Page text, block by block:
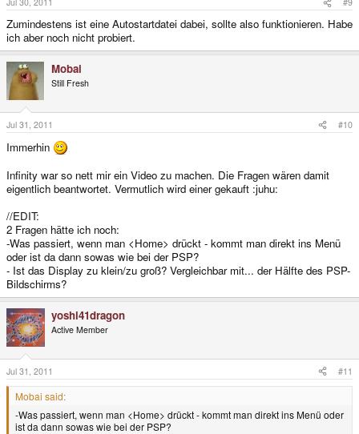
Zumindestens ist eine Autostartdatei dabei, sollte also funktionieren. Habe
ich aber noch nicht probiert.
Mobai
Still Fresh
Jul 31, 2011 #10
Immerhin
Infinity war so nett mir ein Video zu machen. Die Fragen wären damit
eigentlich beantwortet. Vermutlich wird einer gekauft :juhu:
//EDIT:
2 Fragen hätte ich noch:
-Was passiert, wenn man <Home> drückt - kommt man direkt ins Menü
oder ist da dann sowas wie bei der PSP?
- Ist das Display zu klein/zu groß? Vergleichbar mit... der Hälfte des PSP-
Bildschirms?
yoshi41dragon
Active Member
Jul 31, 2011 #11
Mobai said:
-Was passiert, wenn man <Home> drückt - kommt man direkt ins Menü oder
ist da dann sowas wie bei der PSP?